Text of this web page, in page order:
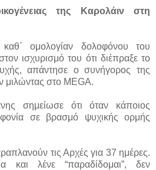
της Καρολάιν στη
ομολογίαν δολοφόνου του
ισχυρισμό του ότι διέπραξε το
απάντησε ο συνήγορος της
μιλώντας στο MEGA.
σημείωσε ότι όταν κάποιος
σε βρασμό ψυχικής ορμής
τις Αρχές για 37 ημέρες.
και λένε “παραδίδομαι”, δεν